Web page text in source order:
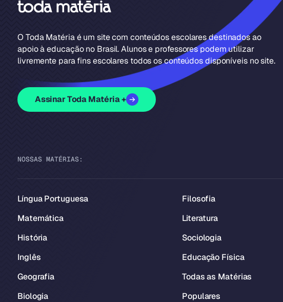
O Toda Matéria é um site com conteúdos escolares destinados ao
apoio à educação no Brasil. Alunos e professores podem utilizar
livremente para fins escolares todos os conteúdos disponíveis no site.
Assinar Toda Matéria +
NOSSAS MATÉRIAS:
Língua Portuguesa
Matemática
História
Inglês
Geografia
Biologia
Filosofia
Literatura
Sociologia
Educação Física
Todas as Matérias
Populares